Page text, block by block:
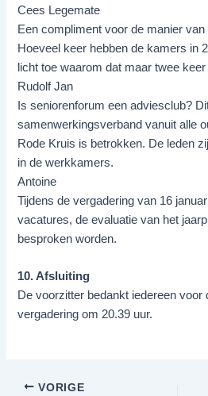
Cees Legemate
Een compliment voor de manier
Hoeveel keer hebben de kamers in
licht toe waarom dat maar twee
Rudolf Jan
Is seniorenforum een adviesclub?
samenwerkingsverband vanuit alle
Rode Kruis is betrokken. De leden
in de werkkamers.
Antoine
Tijdens de vergadering van 16
vacatures, de evaluatie van het
besproken worden.
10. Afsluiting
De voorzitter bedankt iedereen voor
vergadering om 20.39 uur.
VORIGE